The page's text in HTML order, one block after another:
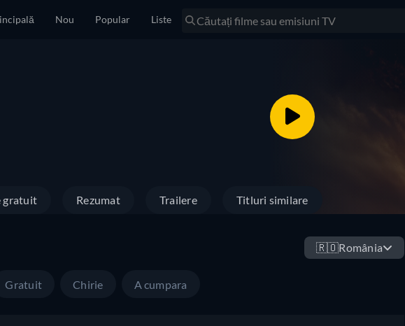
Nou Popular Liste
gratuit Rezumat Trailere Titluri similare
🇷🇴România
Gratuit Chirie A cumpara